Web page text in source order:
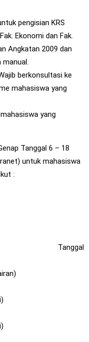
pengisian KRS
Ekonomi dan Fak.
Angkatan 2009 dan
manual.
berkonsultasi ke
mahasiswa yang
yang
Tanggal 6 – 18
untuk mahasiswa
:
Tanggal
Perairan)
(Farmasi)